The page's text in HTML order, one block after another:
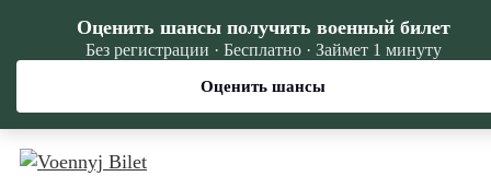
Оценить шансы получить военный билет
Без регистрации · Бесплатно · Займет 1 минуту
Оценить шансы